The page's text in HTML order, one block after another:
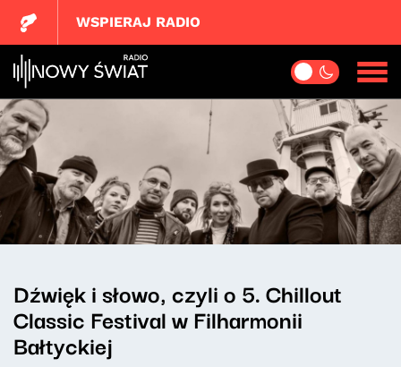
WSPIERAJ RADIO
Dźwięk i słowo, czyli o 5. Chillout
Classic Festival w Filharmonii
Bałtyckiej